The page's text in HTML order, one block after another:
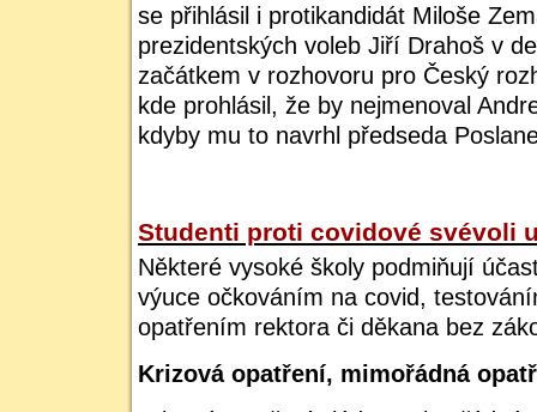
se přihlásil i protikandidát Miloše
prezidentských voleb Jiří Drahoš v
začátkem v rozhovoru pro Český
kde prohlásil, že by nejmenoval
kdyby mu to navrhl předseda
Studenti proti covidové svévoli
Některé vysoké školy podmiňují
výuce očkováním na covid,
opatřením rektora či děkana bez
Krizová opatření, mimořádná